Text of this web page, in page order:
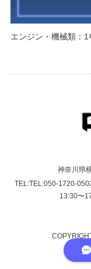
エンジン・機械類：1
神奈川県
TEL:TEL:050-1720-
13:30〜